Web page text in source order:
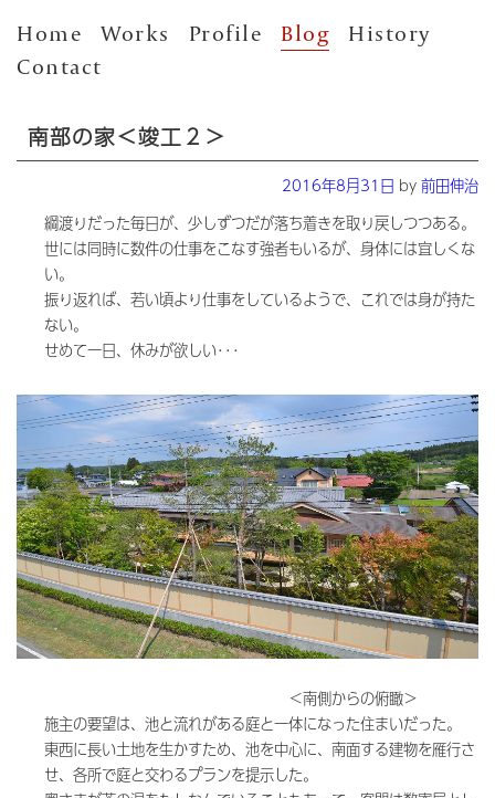
Home Works Profile Blog
History
Contact
南部の家＜竣工２＞
Posted
2016年8月31日 by前田伸治
綱渡りだった毎日が、少しずつだが落ち着きを取り戻しつつある。
世には同時に数件の仕事をこなす強者もいるが、身体には宜しくな
い。
振り返れば、若い頃より仕事をしているようで、これでは身が持た
ない。
せめて一日、休みが欲しい･･･
＜南側からの俯瞰＞
施主の要望は、池と流れがある庭と一体になった住まいだった。
東西に長い土地を生かすため、池を中心に、南面する建物を雁行さ
せ、各所で庭と交わるプランを提示した。